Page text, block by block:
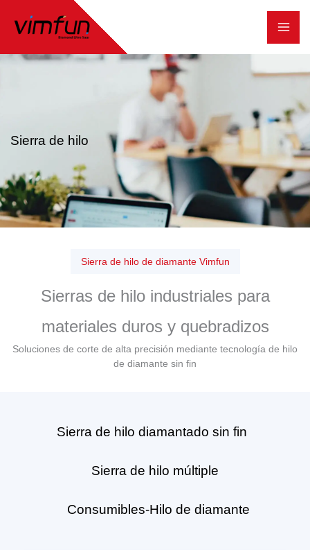
contenido
Sierra de hilo
Sierra de hilo de diamante Vimfun
Sierras de hilo industriales para
materiales duros y quebradizos
Soluciones de corte de alta precisión mediante tecnología de hilo
de diamante sin fin
Sierra de hilo diamantado sin fin
Sierra de hilo múltiple
Consumibles-Hilo de diamante